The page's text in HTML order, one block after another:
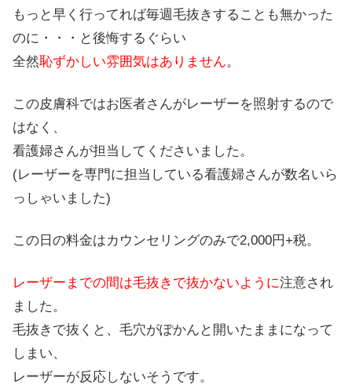
もっと早く行ってれば毎週毛抜きすることも無かった
のに・・・と後悔するぐらい
全然恥ずかしい雰囲気はありません。
この皮膚科ではお医者さんがレーザーを照射するので
はなく、
看護婦さんが担当してくださいました。
(レーザーを専門に担当している看護婦さんが数名いら
っしゃいました)
この日の料金はカウンセリングのみで2,000円+税。
レーザーまでの間は毛抜きで抜かないように注意され
ました。
毛抜きで抜くと、毛穴がぽかんと開いたままになって
しまい、
レーザーが反応しないそうです。